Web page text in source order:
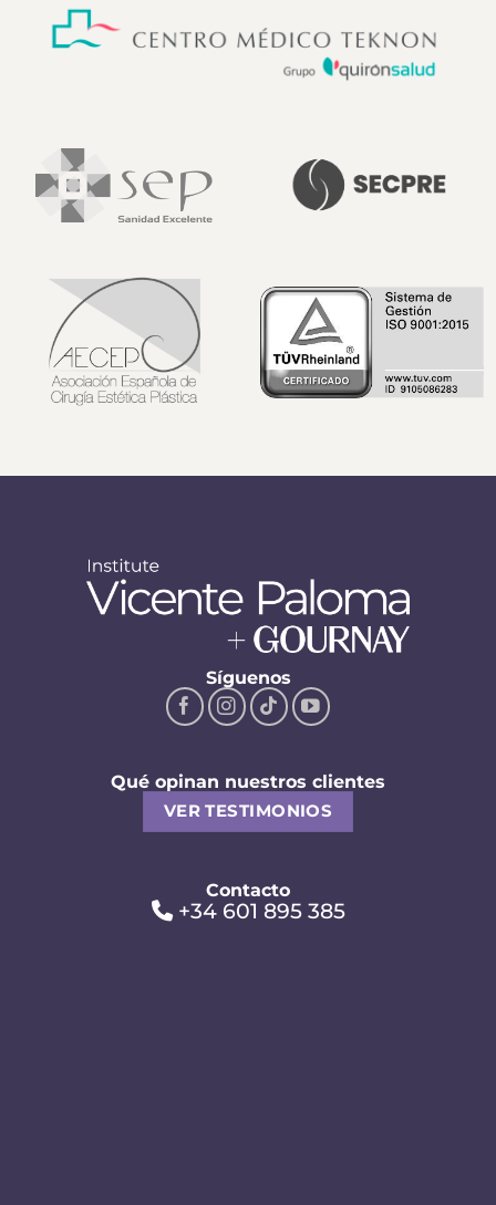
Síguenos
Qué opinan nuestros clientes
VER TESTIMONIOS
Contacto
+34 601 895 385